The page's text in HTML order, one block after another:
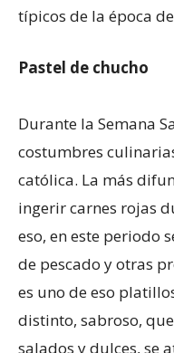
típicos de la época
Pastel de chucho
Durante la Semana
costumbres
católica. La más
ingerir carnes rojas
eso, en este periodo
de pescado y otras
es uno de eso
distinto, sabroso,
salados y dulces, se